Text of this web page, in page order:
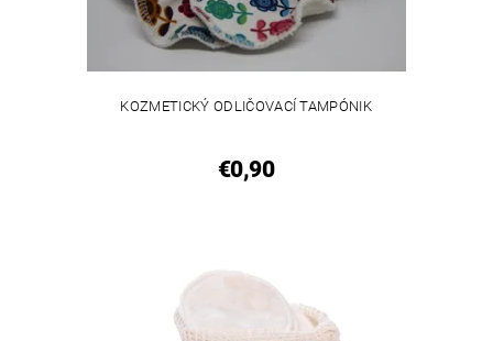
KOZMETICKÝ ODLIČOVACÍ TAMPÓNIK
€0,90